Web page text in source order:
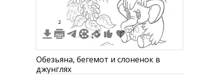
2
Обезьяна, бегемот и слоненок в
джунглях